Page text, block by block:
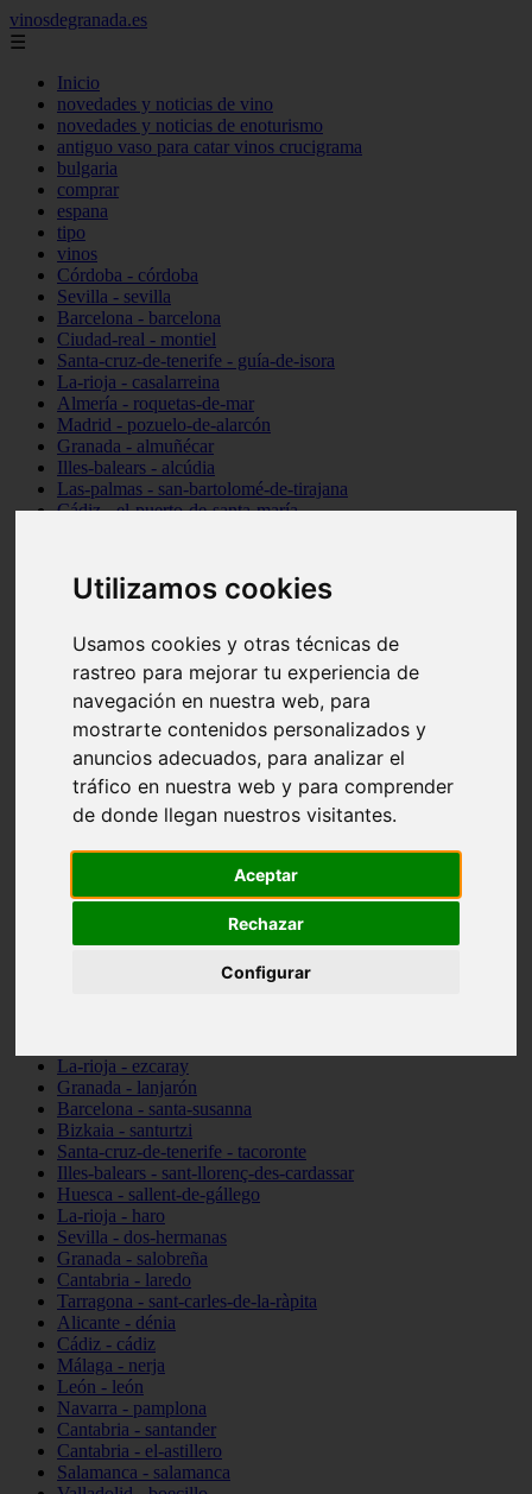
Utilizamos cookies
Usamos cookies y otras técnicas de
rastreo para mejorar tu experiencia de
navegación en nuestra web, para
mostrarte contenidos personalizados y
anuncios adecuados, para analizar el
tráfico en nuestra web y para comprender
de donde llegan nuestros visitantes.
Aceptar
Rechazar
Configurar
vinosdegranada.es
☰
Inicio
novedades y noticias de vino
novedades y noticias de enoturismo
antiguo vaso para catar vinos crucigrama
bulgaria
comprar
espana
tipo
vinos
Córdoba - córdoba
Sevilla - sevilla
Barcelona - barcelona
Ciudad-real - montiel
Santa-cruz-de-tenerife - guía-de-isora
La-rioja - casalarreina
Almería - roquetas-de-mar
Madrid - pozuelo-de-alarcón
Granada - almuñécar
Illes-balears - alcúdia
Las-palmas - san-bartolomé-de-tirajana
Cádiz - el-puerto-de-santa-maría
Santa-cruz-de-tenerife - los-llanos-de-aridane
Cantabria - suances
Granada - monachil
Huesca - isábena
Huesca - alquézar
Huesca - castejón-de-sos
Sevilla - marinaleda
Córdoba - almedinilla
Navarra - zangoza
Cantabria - arenas-de-iguña
Barcelona - la-pobla-de-lillet
Las-palmas - yaiza
Valladolid - fuensaldaña
La-rioja - ezcaray
Granada - lanjarón
Barcelona - santa-susanna
Bizkaia - santurtzi
Santa-cruz-de-tenerife - tacoronte
Illes-balears - sant-llorenç-des-cardassar
Huesca - sallent-de-gállego
La-rioja - haro
Sevilla - dos-hermanas
Granada - salobreña
Cantabria - laredo
Tarragona - sant-carles-de-la-ràpita
Alicante - dénia
Cádiz - cádiz
Málaga - nerja
León - león
Navarra - pamplona
Cantabria - santander
Cantabria - el-astillero
Salamanca - salamanca